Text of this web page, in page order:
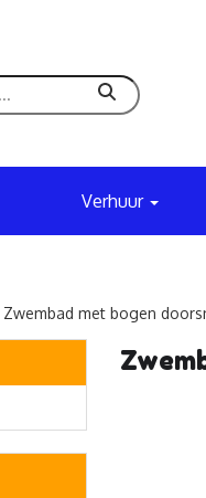
zoeken
Verhuur
Zwembad met bogen